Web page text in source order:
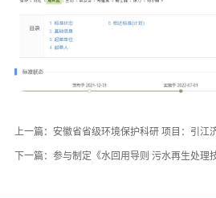
上一篇：安徽省省级环境保护科研 项目：引江
下一篇：参与制定《水回用导则 污水再生处理